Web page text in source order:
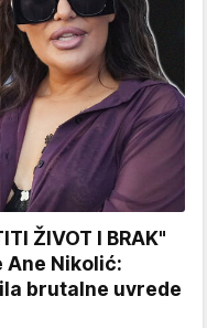
ŽIVOT I BRAK"
Ane Nikolić:
brutalne uvrede